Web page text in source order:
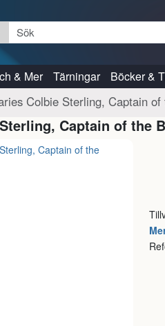
& Mer Tärningar Böcker &
Colbie Sterling, Captain
Captain of the